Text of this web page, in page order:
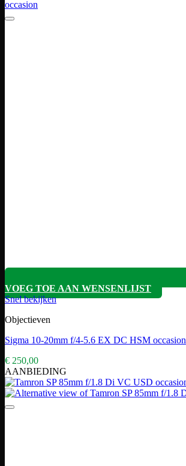
VOEG TOE AAN WENSENLIJST
Snel bekijken
Objectieven
Sigma 10-20mm f/4-5.6 EX DC HSM occasion
€ 250,00
AANBIEDING